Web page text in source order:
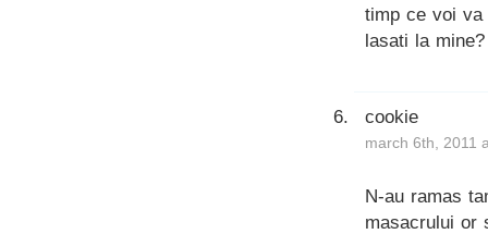
timp ce voi va
lasati la mine?
cookie
march 6th, 2011
N-au ramas
masacrului or